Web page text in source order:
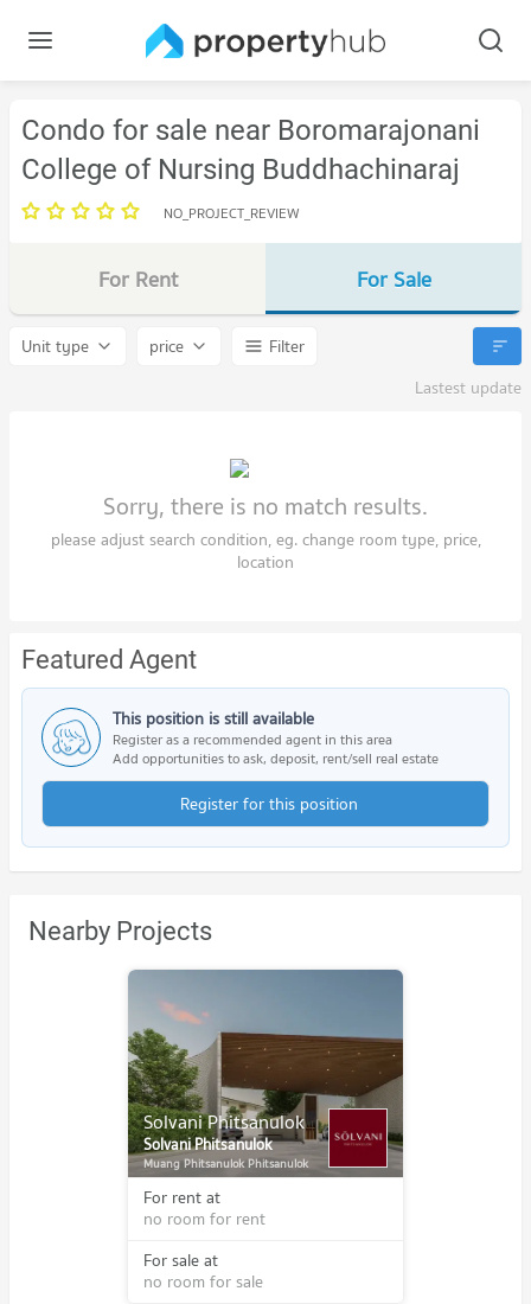
Condo for sale near Boromarajonani
College of Nursing Buddhachinaraj
NO_PROJECT_REVIEW
For Rent For Sale
Unit type price
Filter
Lastest update
Sorry, there is no match results.
please adjust search condition, eg. change room type, price,
location
Featured Agent
This position is still available
Register as a recommended agent in this area
Add opportunities to ask, deposit, rent/sell real estate
Register for this position
Nearby Projects
Solvani Phitsanulok
Solvani Phitsanulok
Muang Phitsanulok Phitsanulok
For rent at
no room for rent
For sale at
no room for sale